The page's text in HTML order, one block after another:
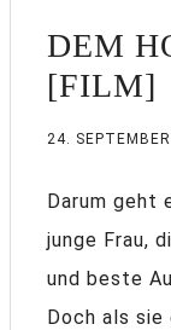
DEM
[FILM]
24.
Darum geht
junge Frau,
und beste
Doch als sie